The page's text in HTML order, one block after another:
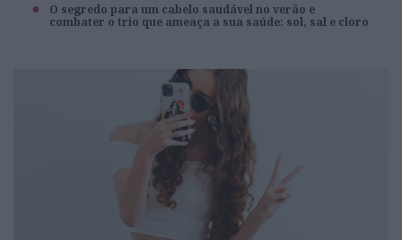
O segredo para um cabelo saudável no verão e
combater o trio que ameaça a sua saúde: sol, sal e cloro